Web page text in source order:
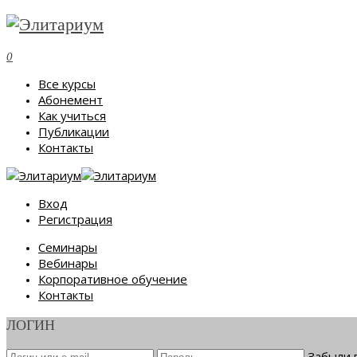
0
Все курсы
Абонемент
Как учиться
Публикации
Контакты
Вход
Регистрация
Семинары
Вебинары
Корпоративное обучение
Контакты
ЛОГИН